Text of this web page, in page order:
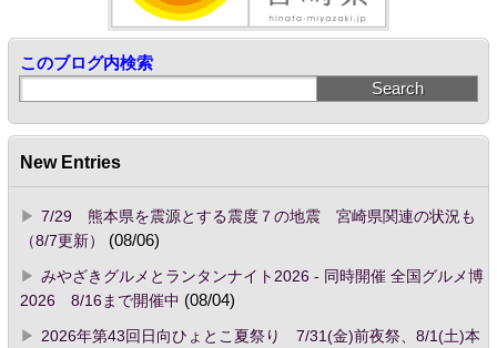
このブログ内検索
New Entries
7/29 熊本県を震源とする震度７の地震 宮崎県関連の状況も
（8/7更新）
(08/06)
みやざきグルメとランタンナイト2026 - 同時開催 全国グルメ博
2026 8/16まで開催中 (08/04)
2026年第43回日向ひょとこ夏祭り 7/31(金)前夜祭、8/1(土)本